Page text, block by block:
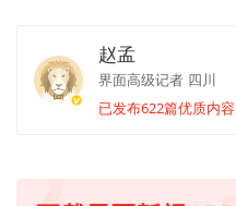
赵孟
界面高级记者 四川
已发布622篇优质内容